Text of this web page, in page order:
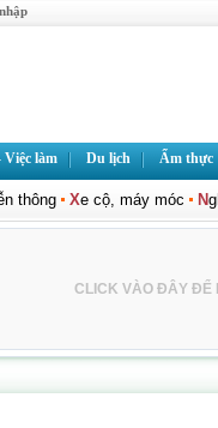
Việc làm Du lịch Ẩm thực
thông Xe cộ, máy móc N
CLICK VÀO ĐÂY ĐỂ